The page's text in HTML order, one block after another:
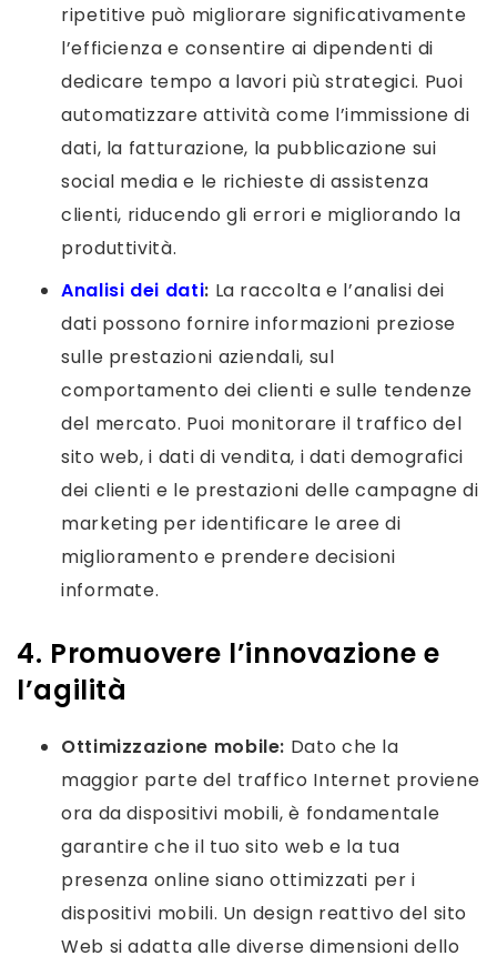
ripetitive può migliorare significativamente
l’efficienza e consentire ai dipendenti di
dedicare tempo a lavori più strategici. Puoi
automatizzare attività come l’immissione di
dati, la fatturazione, la pubblicazione sui
social media e le richieste di assistenza
clienti, riducendo gli errori e migliorando la
produttività.
Analisi dei dati: La raccolta e l’analisi dei
dati possono fornire informazioni preziose
sulle prestazioni aziendali, sul
comportamento dei clienti e sulle tendenze
del mercato. Puoi monitorare il traffico del
sito web, i dati di vendita, i dati demografici
dei clienti e le prestazioni delle campagne di
marketing per identificare le aree di
miglioramento e prendere decisioni
informate.
4. Promuovere l’innovazione e
l’agilità
Ottimizzazione mobile: Dato che la
maggior parte del traffico Internet proviene
ora da dispositivi mobili, è fondamentale
garantire che il tuo sito web e la tua
presenza online siano ottimizzati per i
dispositivi mobili. Un design reattivo del sito
Web si adatta alle diverse dimensioni dello